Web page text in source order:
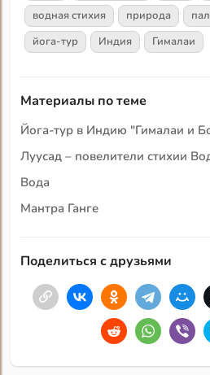
водная стихия
природа
йога-тур
Индия Гималаи
Материалы по теме
Йога-тур в Индию "Гималаи и
Луусад – повелители стихии
Вода
Мантра Ганге
Поделиться с друзьями